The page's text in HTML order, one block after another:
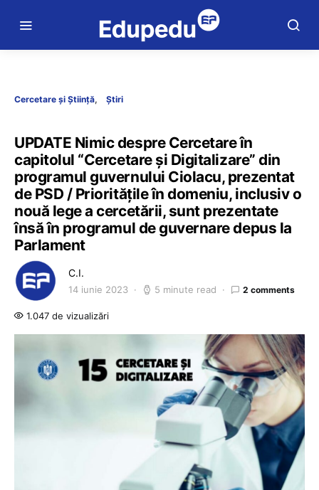
Cercetare și Știință Știri
UPDATE Nimic despre Cercetare în
capitolul “Cercetare și Digitalizare” din
programul guvernului Ciolacu, prezentat
de PSD / Prioritățile în domeniu, inclusiv o
nouă lege a cercetării, sunt prezentate
însă în programul de guvernare depus la
Parlament
C.I.
14 iunie 2023 5 minute read 2 comments
1.047 de vizualizări